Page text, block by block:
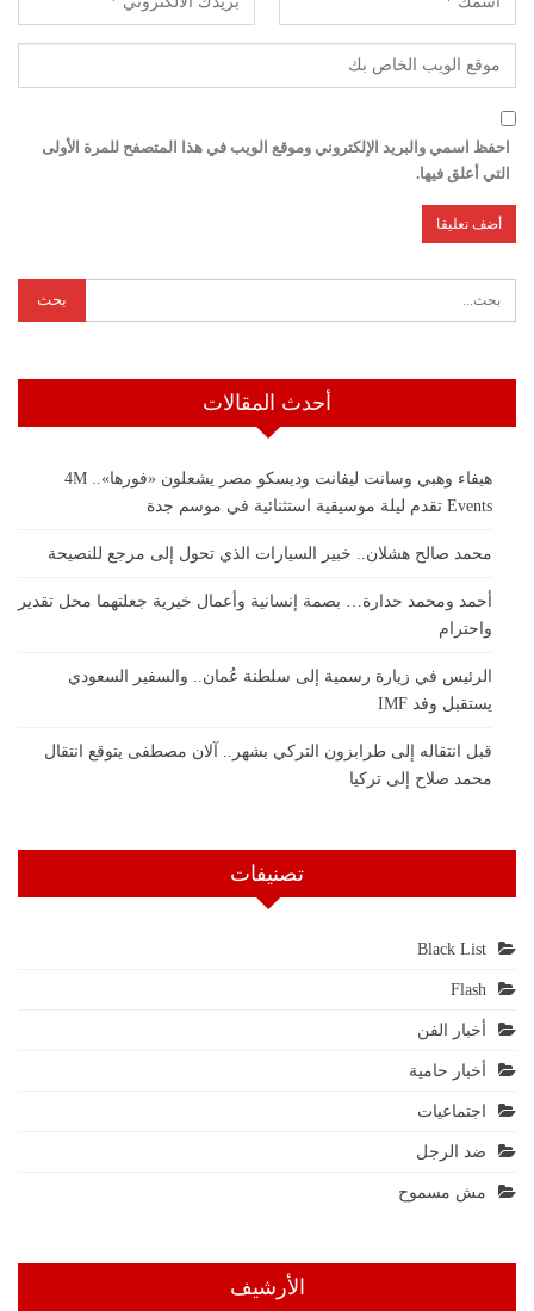
احفظ اسمي والبريد الإلكتروني وموقع الويب في هذا المتصفح للمرة الأولى
التي أعلق فيها.
أحدث المقالات
هيفاء وهبي وسانت ليفانت وديسكو مصر يشعلون «فورها».. 4M
Events تقدم ليلة موسيقية استثنائية في موسم جدة
محمد صالح هشلان.. خبير السيارات الذي تحول إلى مرجع للنصيحة
أحمد ومحمد حدارة… بصمة إنسانية وأعمال خيرية جعلتهما محل تقدير
واحترام
الرئيس في زيارة رسمية إلى سلطنة عُمان.. والسفير السعودي
يستقبل وفد IMF
قبل انتقاله إلى طرابزون التركي بشهر.. آلان مصطفى يتوقع انتقال
محمد صلاح إلى تركيا
تصنيفات
Black List
Flash
أخبار الفن
أخبار حامية
اجتماعيات
ضد الرجل
مش مسموح
الأرشيف